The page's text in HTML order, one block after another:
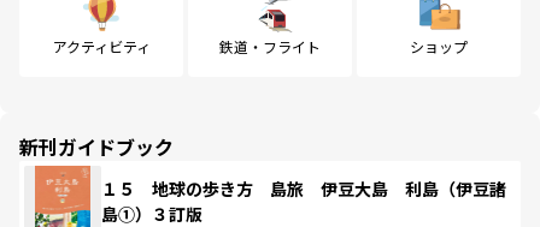
アクティビティ 鉄道・フライト ショップ
新刊ガイドブック
１５ 地球の歩き方 島旅 伊豆大島 利島（伊豆諸
島①）３訂版